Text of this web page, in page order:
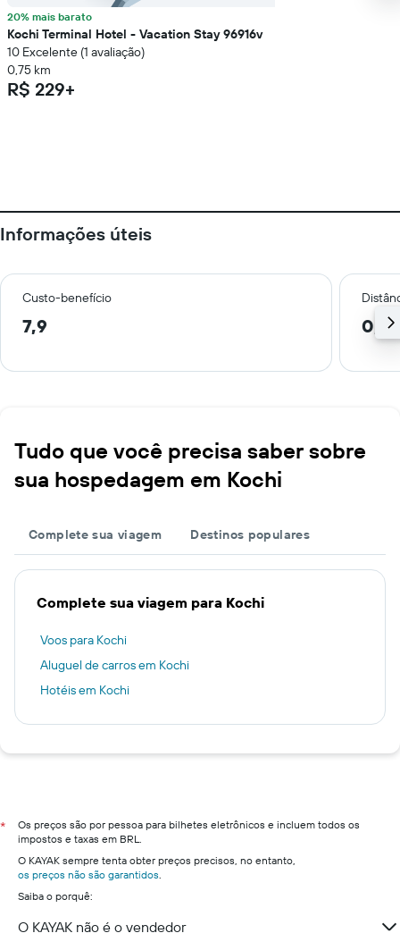
20% mais barato
Kochi Terminal Hotel - Vacation Stay 96916v
10 Excelente (1 avaliação)
0,75 km
R$ 229+
Informações úteis
Custo-benefício
7,9 0,8
Tudo que você precisa saber sobre
sua hospedagem em Kochi
Complete sua viagem Destinos populares
Complete sua viagem para Kochi
Voos para Kochi
Aluguel de carros em Kochi
Hotéis em Kochi
*
Os preços são por pessoa para bilhetes eletrônicos e incluem todos os
impostos e taxas em BRL.
O KAYAK sempre tenta obter preços precisos, no entanto,
os preços não são garantidos.
Saiba o porquê:
O KAYAK não é o vendedor